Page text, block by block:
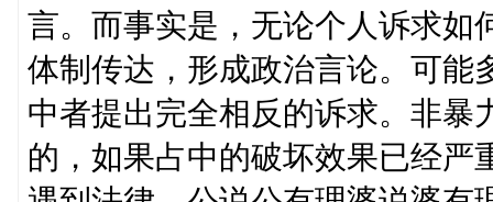
言。而事实是，无论个人诉求如
体制传达，形成政治言论。可能
中者提出完全相反的诉求。非暴
的，如果占中的破坏效果已经严